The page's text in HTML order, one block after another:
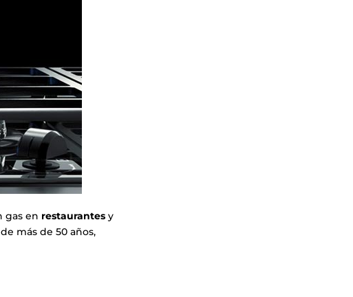
gas en restaurantes y
más de 50 años,